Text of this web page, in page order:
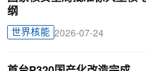
纲
世界核能 2026-07-24